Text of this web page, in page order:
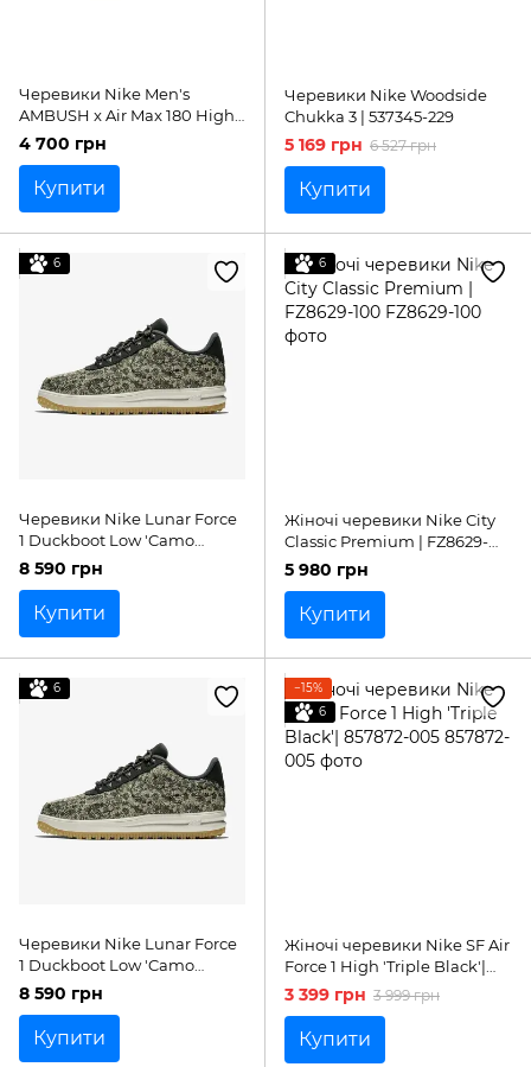
Черевики Nike Men's
AMBUSH x Air Max 180 High
'Black'| BV0145-001
4 700 грн
Купити
Черевики Nike Woodside
Chukka 3 | 537345-229
5 169 грн 6 527 грн
Купити
6
Черевики Nike Lunar Force
1 Duckboot Low 'Camo
Canvas'| AV3818-002
8 590 грн
Купити
6
Жіночі черевики Nike City
Classic Premium | FZ8629-
100
5 980 грн
Купити
6
Черевики Nike Lunar Force
1 Duckboot Low 'Camo
Canvas'| AV3818-002
8 590 грн
Купити
−15%
6
Жіночі черевики Nike SF Air
Force 1 High 'Triple Black'|
857872-005
3 399 грн 3 999 грн
Купити